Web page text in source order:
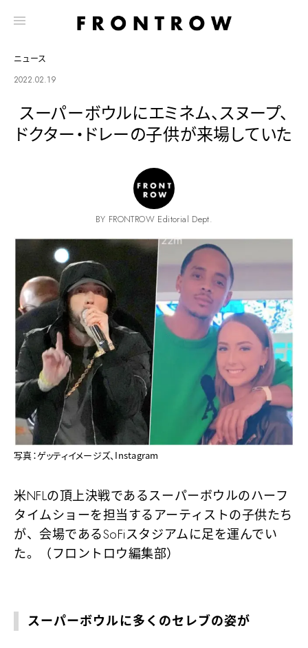
ニュース
2022.02.19
スーパーボウルにエミネム、スヌープ、
ドクター・ドレーの子供が来場していた
BY FRONTROW Editorial Dept.
写真：ゲッティイメージズ、Instagram
米NFLの頂上決戦であるスーパーボウルのハーフ
タイムショーを担当するアーティストの子供たち
が、会場であるSoFiスタジアムに足を運んでい
た。（フロントロウ編集部）
スーパーボウルに多くのセレブの姿が